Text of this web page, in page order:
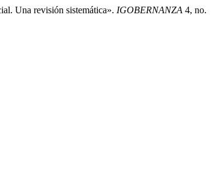
Una revisión sistemática». IGOBERNANZA 4, no.